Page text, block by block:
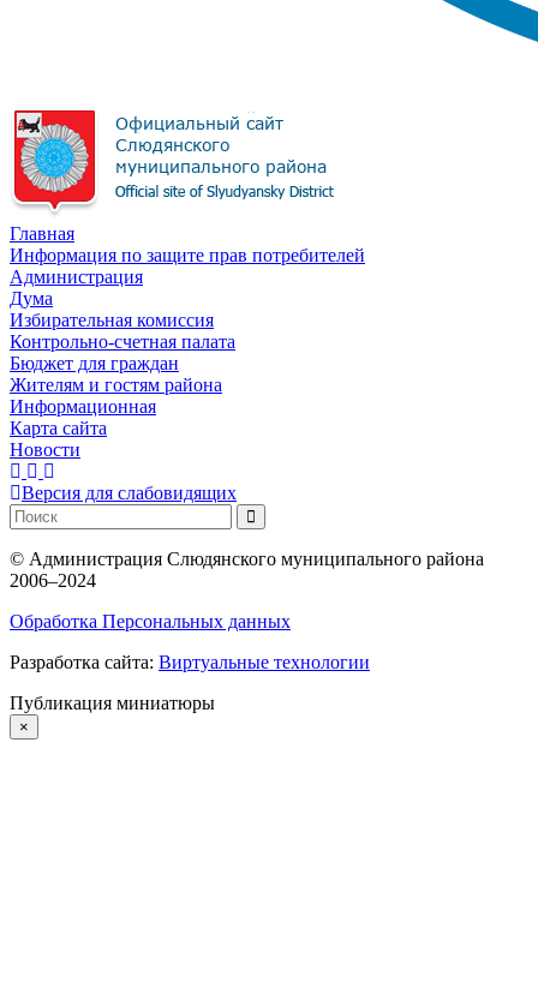
Главная
Информация по защите прав потребителей
Администрация
Дума
Избирательная комиссия
Контрольно-счетная палата
Бюджет для граждан
Жителям и гостям района
Информационная
Карта сайта
Новости
Версия для слабовидящих
© Администрация Слюдянского муниципального района
2006–2024
Обработка Персональных данных
Разработка сайта: Виртуальные технологии
Публикация миниатюры
×